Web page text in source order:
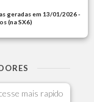
geradas em 13/01/2026 -
(na SX6)
mais rapido